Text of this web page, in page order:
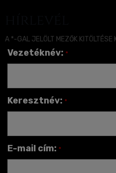
A *-GAL JELÖLT MEZŐK KITÖLTÉSE
Vezetéknév: *
Keresztnév: *
E-mail cím: *